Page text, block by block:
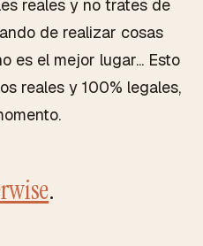
reales y no trates de
de realizar cosas
es el mejor lugar... Esto
reales y 100% legales,
.